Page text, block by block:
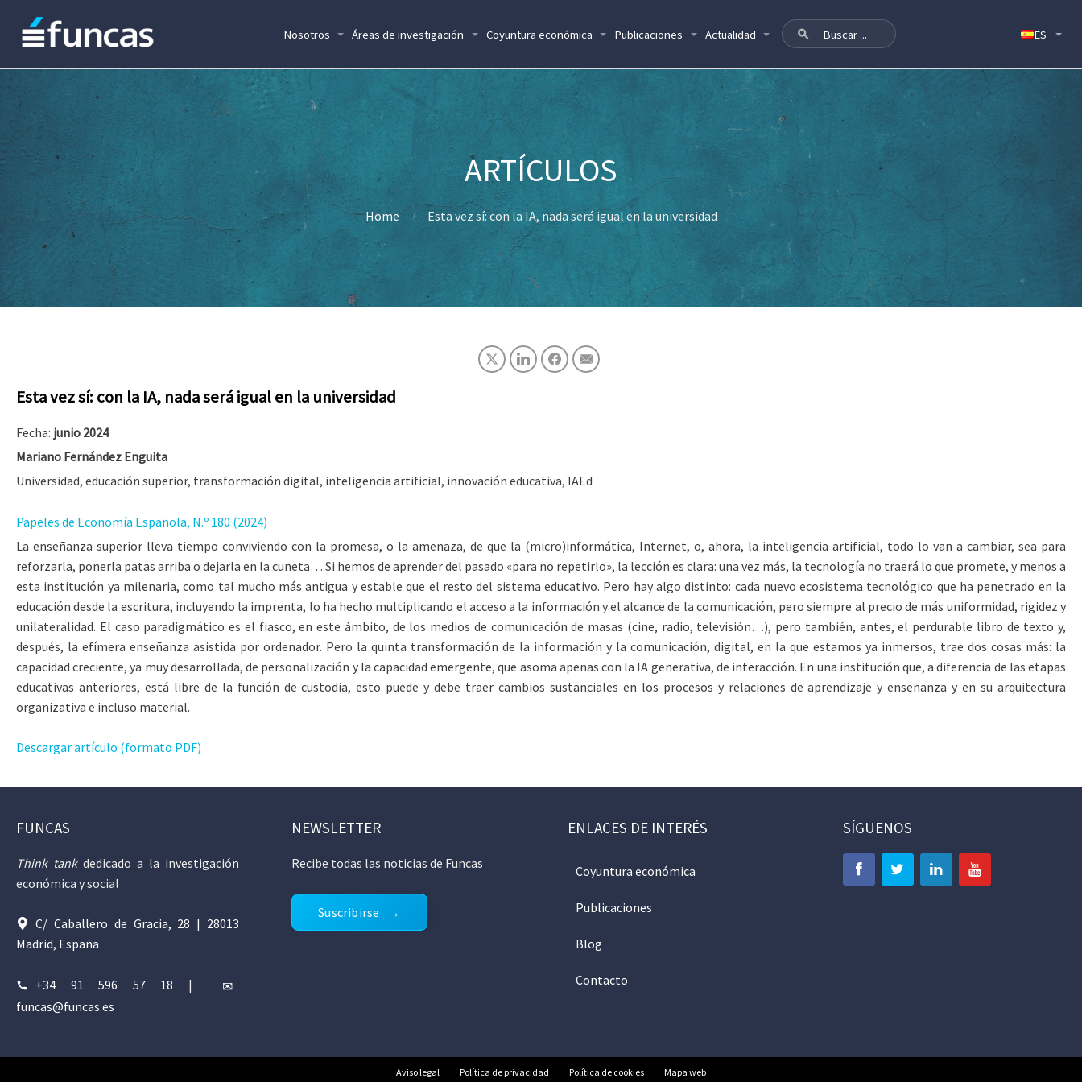
Nosotros Áreas de investigación Coyuntura económica Publicaciones Actualidad
Home Esta vez sí: con la IA, nada será igual en la universidad
Esta vez sí: con la IA, nada será igual en la universidad
Fecha: junio 2024
Mariano Fernández Enguita
Universidad, educación superior, transformación digital, inteligencia artificial, innovación educativa, IAEd
Papeles de Economía Española, N.º 180 (2024)
La enseñanza superior lleva tiempo conviviendo con la promesa, o la amenaza, de que la (micro)informática, Internet, o, ahora, la inteligencia artificial, todo lo van a cambiar, sea para
reforzarla, ponerla patas arriba o dejarla en la cuneta… Si hemos de aprender del pasado «para no repetirlo», la lección es clara: una vez más, la tecnología no traerá lo que promete, y menos a
esta institución ya milenaria, como tal mucho más antigua y estable que el resto del sistema educativo. Pero hay algo distinto: cada nuevo ecosistema tecnológico que ha penetrado en la
educación desde la escritura, incluyendo la imprenta, lo ha hecho multiplicando el acceso a la información y el alcance de la comunicación, pero siempre al precio de más uniformidad, rigidez y
unilateralidad. El caso paradigmático es el fiasco, en este ámbito, de los medios de comunicación de masas (cine, radio, televisión…), pero también, antes, el perdurable libro de texto y,
después, la efímera enseñanza asistida por ordenador. Pero la quinta transformación de la información y la comunicación, digital, en la que estamos ya inmersos, trae dos cosas más: la
capacidad creciente, ya muy desarrollada, de personalización y la capacidad emergente, que asoma apenas con la IA generativa, de interacción. En una institución que, a diferencia de las etapas
educativas anteriores, está libre de la función de custodia, esto puede y debe traer cambios sustanciales en los procesos y relaciones de aprendizaje y enseñanza y en su arquitectura
organizativa e incluso material.
Descargar artículo (formato PDF)
FUNCAS
Think tankdedicado a la investigación
económica y social
C/ Caballero de Gracia, 28 | 28013
Madrid, España
+34 91 596 57 18
|
funcas@funcas.es
NEWSLETTER
Recibe todas las noticias de Funcas
Suscribirse
ENLACES DE INTERÉS
Coyuntura económica
Publicaciones
Blog
Contacto
SÍGUENOS
Aviso legal Política de privacidad Política de cookies Mapa web